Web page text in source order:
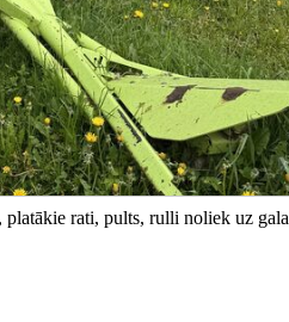
platākie rati, pults, rulli noliek uz gala